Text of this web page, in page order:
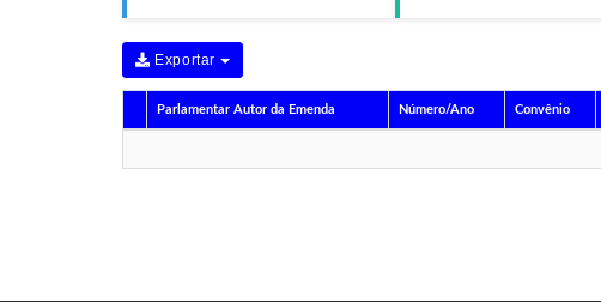
Exportar
Parlamentar Autor da Emenda Número/Ano Convênio